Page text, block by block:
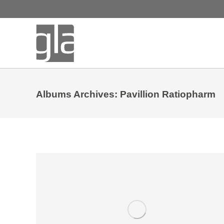
Albums Archives: Pavillion Ratiopharm